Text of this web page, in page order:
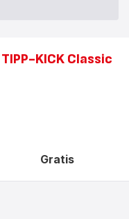
TIPP-KICK Classic
Gratis